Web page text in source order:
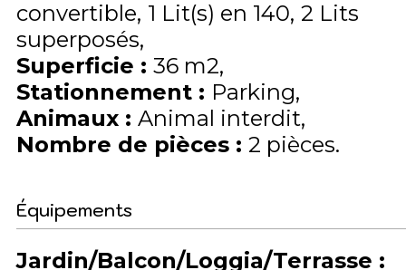
convertible 1 Lit(s) en 140 2 Lits
superposés
Superficie : 36 m2
Stationnement : Parking
Animaux : Animal interdit
Nombre de pièces : 2 pièces
Équipements
Jardin/Balcon/Loggia/Terrasse :